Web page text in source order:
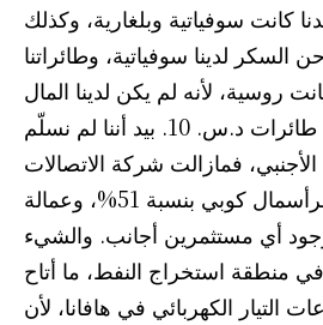
كانت سوفياتية وبلغارية، وكذلك
السكر لدينا سوفياتية، وطائراتنا
العام 1962 كانت روسية، لأنه لم يكن لدينا المال
الكافي لشراء طائرات د.س. 10. بيد أننا لم نسلّم
الأجنبي، فمازالت شركة الاتصالات
في كوبا ملكاً للدولة، برأسمال كوبي بنسبة 51%، وعمالة
أي مستثمرين أجانب. والشيء
منطقة استخراج النفط، ما أتاح
التيار الكهربائي في هافانا، لأن